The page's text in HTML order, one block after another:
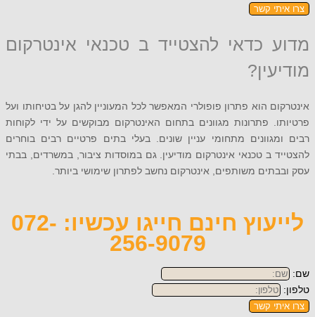
קשר
כדאי להצטייד ב טכנאי אינטרקום
הוא פתרון פופולרי המאפשר לכל המעוניין להגן על בטיחותו ועל
פתרונות מגוונים בתחום האינטרקום מבוקשים על ידי לקוחות
מתחומי עניין שונים. בעלי בתים פרטיים רבים בוחרים
ב טכנאי אינטרקום מודיעין. גם במוסדות ציבור, במשרדים, בבתי
משותפים, אינטרקום נחשב לפתרון שימושי ביותר.
לייעוץ חינם חייגו עכשיו: 072-
256-9079
קשר